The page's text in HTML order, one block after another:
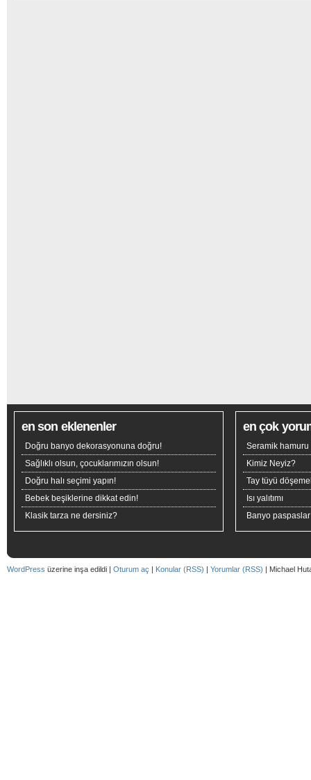
en son eklenenler
Doğru banyo dekorasyonuna doğru!
Sağlıklı olsun, çocuklarımızın olsun!
Doğru halı seçimi yapın!
Bebek beşiklerine dikkat edin!
Klasik tarza ne dersiniz?
en çok
Seramik hamuru
Kimiz Neyiz?
Tay tüyü
Isı yalıtımı
Banyo
WordPress üzerine inşa edildi | Oturum aç | Konular (RSS) | Yorumlar (RSS) | Michael